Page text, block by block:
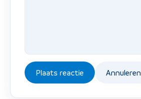
Plaats reactie Annuleren